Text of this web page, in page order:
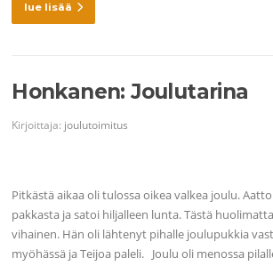
lue lisää
Honkanen: Joulutarina
Kirjoittaja: joulutoimitus
Pitkästä aikaa oli tulossa oikea valkea joulu.
pakkasta ja satoi hiljalleen lunta. Tästä
vihainen. Hän oli lähtenyt pihalle joulupukkia
myöhässä ja Teijoa paleli. Joulu oli menossa